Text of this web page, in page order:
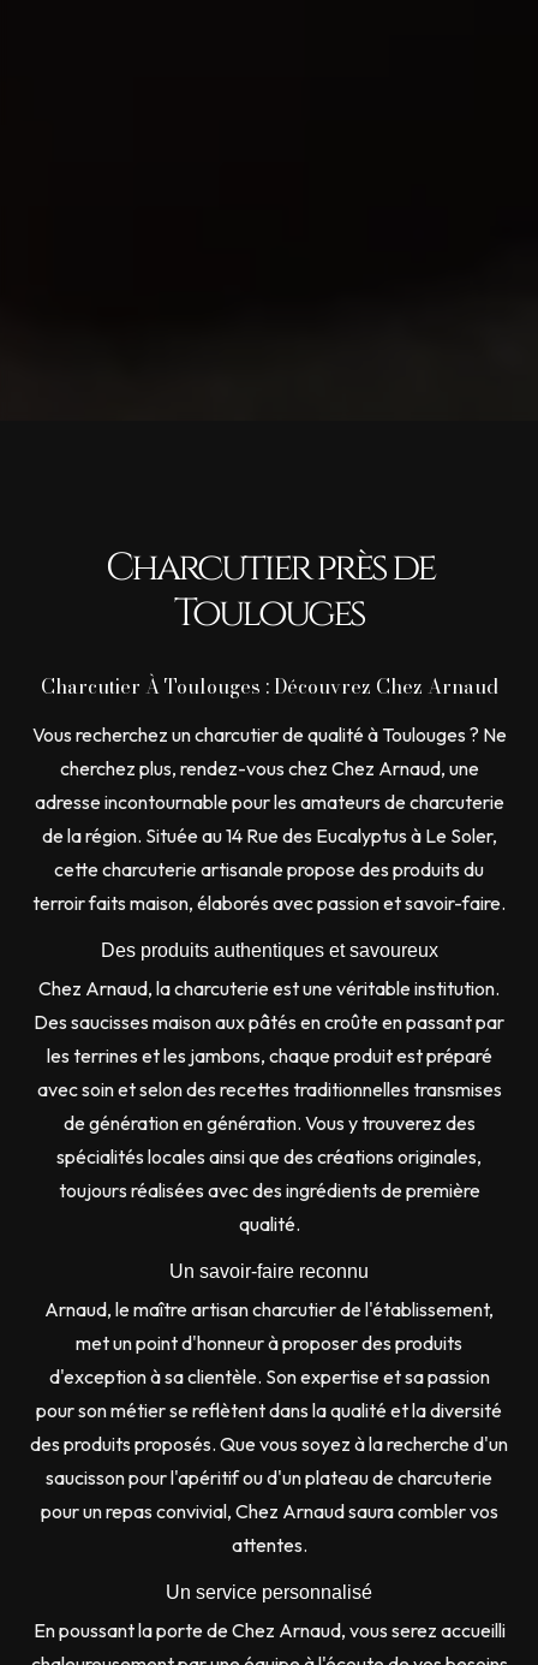
Charcutier près de
Toulouges
Charcutier À Toulouges : Découvrez Chez Arnaud
Vous recherchez un charcutier de qualité à Toulouges ? Ne
cherchez plus, rendez-vous chez Chez Arnaud, une
adresse incontournable pour les amateurs de charcuterie
de la région. Située au 14 Rue des Eucalyptus à Le Soler,
cette charcuterie artisanale propose des produits du
terroir faits maison, élaborés avec passion et savoir-faire.
Des produits authentiques et savoureux
Chez Arnaud, la charcuterie est une véritable institution.
Des saucisses maison aux pâtés en croûte en passant par
les terrines et les jambons, chaque produit est préparé
avec soin et selon des recettes traditionnelles transmises
de génération en génération. Vous y trouverez des
spécialités locales ainsi que des créations originales,
toujours réalisées avec des ingrédients de première
qualité.
Un savoir-faire reconnu
Arnaud, le maître artisan charcutier de l'établissement,
met un point d'honneur à proposer des produits
d'exception à sa clientèle. Son expertise et sa passion
pour son métier se reflètent dans la qualité et la diversité
des produits proposés. Que vous soyez à la recherche d'un
saucisson pour l'apéritif ou d'un plateau de charcuterie
pour un repas convivial, Chez Arnaud saura combler vos
attentes.
Un service personnalisé
En poussant la porte de Chez Arnaud, vous serez accueilli